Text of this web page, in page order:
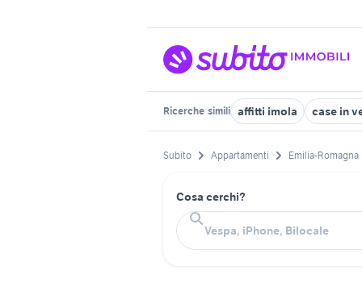
Ricerche simili affitti imola case in
Subito Appartamenti Emilia-Romagna
Cosa cerchi?